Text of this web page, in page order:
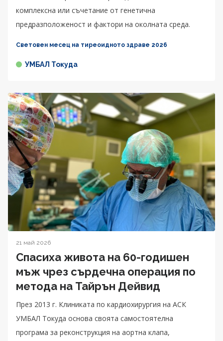
комплексна или съчетание от генетична
предразположеност и фактори на околната среда.
Световен месец на тиреоидното здраве 2026
УМБАЛ Токуда
21 май 2026
Спасиха живота на 60-годишен
мъж чрез сърдечна операция по
метода на Тайрън Дейвид
През 2013 г. Клиниката по кардиохирургия на АСК
УМБАЛ Токуда основа своята самостоятелна
програма за реконструкция на аортна клапа,